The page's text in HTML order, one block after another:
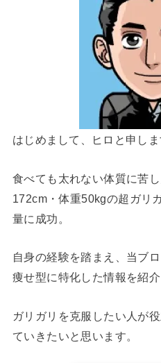
はじめまして、ヒロと申しま
食べても太れない体質に苦
172cm・体重50kgの超ガリ
量に成功。
自身の経験を踏まえ、当ブ
痩せ型に特化した情報を紹介
ガリガリを克服したい人が
ていきたいと思います。